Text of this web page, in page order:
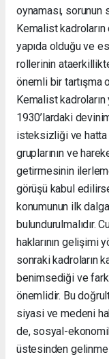
oynaması, sorunun
Kemalist
yapıda olduğu ve
rollerinin
önemli bir tartışma
Kemalist
1930’lardaki
isteksizliği ve hatta
gruplarının ve
getirmesinin
görüşü kabul
konumunun ilk
bulundurulmalıdır.
haklarının gelişimi
sonraki kadroların
benimsediği ve
önemlidir. Bu
siyasi ve medeni
de, sosyal-
üstesinden